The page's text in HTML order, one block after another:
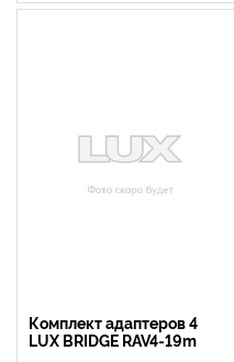
Комплект адаптеров 4
LUX BRIDGE RAV4-19m